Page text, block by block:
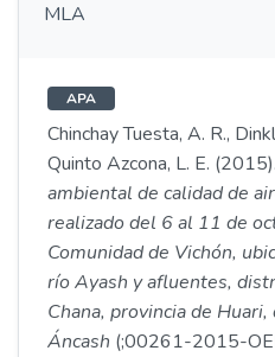
MLA
APA
Chinchay Tuesta, A. R.,
Quinto Azcona, L. E. (2015).
ambiental de calidad de
realizado del 6 al 11 de
Comunidad de Vichón,
río Ayash y afluentes,
Chana, provincia de
Áncash (;00261-2015-